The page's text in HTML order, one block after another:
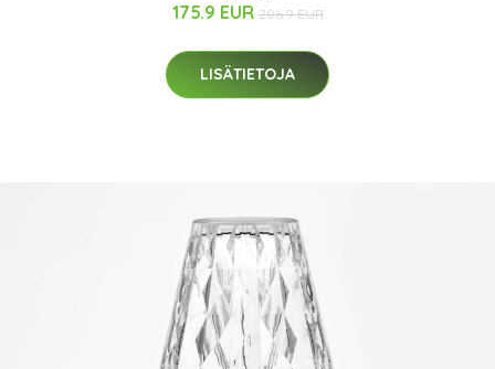
175.9 EUR 206.9 EUR
LISÄTIETOJA